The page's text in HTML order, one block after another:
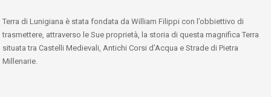
Terra di Lunigiana è stata fondata da William Filippi con l’obbiettivo di
trasmettere, attraverso le Sue proprietà, la storia di questa magnifica Terra
situata tra Castelli Medievali, Antichi Corsi d’Acqua e Strade di Pietra
Millenarie.